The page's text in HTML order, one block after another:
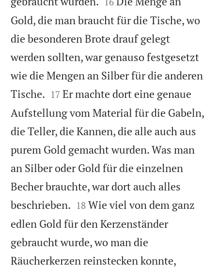
Gold, die man braucht für die Tische, wo
die besonderen Brote drauf gelegt
werden sollten, war genauso festgesetzt
wie die Mengen an Silber für die anderen
Tische. 

17 Er machte dort eine genaue
Aufstellung vom Material für die Gabeln,
die Teller, die Kannen, die alle auch aus
purem Gold gemacht wurden. Was man
an Silber oder Gold für die einzelnen
Becher brauchte, war dort auch alles
beschrieben. 

18 Wie viel von dem ganz
edlen Gold für den Kerzenständer
gebraucht wurde, wo man die
Räucherkerzen reinstecken konnte,